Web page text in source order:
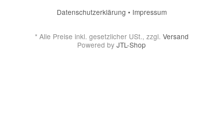
Datenschutzerklärung • Impressum
*Alle Preise inkl. gesetzlicher USt., zzgl. Versand
Powered by JTL-Shop